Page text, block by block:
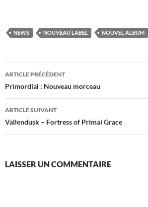
NEWS NOUVEAU LABEL NOUVEL ALBUM
Navigation
des
articles
ARTICLE PRÉCÉDENT
Primordial : Nouveau morceau
ARTICLE SUIVANT
Vallendusk – Fortress of Primal Grace
LAISSER UN COMMENTAIRE